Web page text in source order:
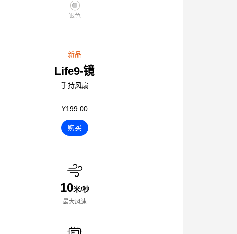
银色
新品
Life9-镜
手持风扇
¥199.00
购买
10米/秒
最大风速